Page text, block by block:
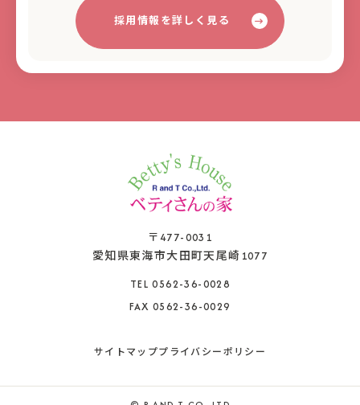
採用情報を詳しく見る
〒477-0031
愛知県東海市大田町天尾崎1077
TEL 0562-36-0028
FAX 0562-36-0029
サイトマッププライバシーポリシー